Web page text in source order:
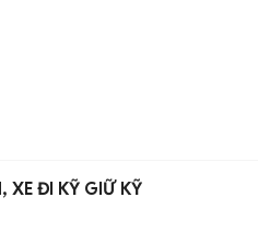
XE ĐI KỸ GIỮ KỸ